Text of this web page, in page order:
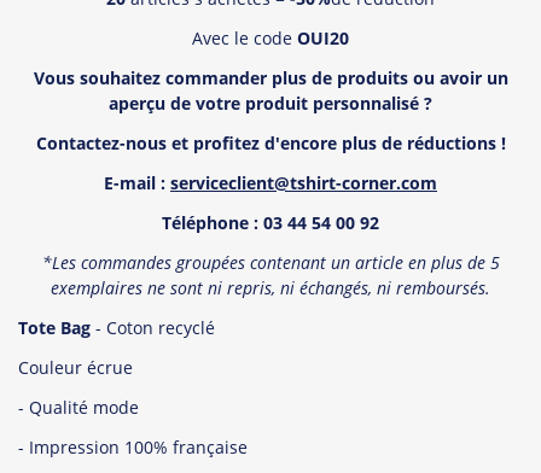
Avec le code OUI20
Vous souhaitez commander plus de produits ou avoir un
aperçu de votre produit personnalisé ?
Contactez-nous et profitez d'encore plus de réductions !
E-mail : serviceclient@tshirt-corner.com
Téléphone : 03 44 54 00 92
*Les commandes groupées contenant un article en plus de 5
exemplaires ne sont ni repris, ni échangés, ni remboursés.
Tote Bag - Coton recyclé
Couleur écrue
- Qualité mode
- Impression 100% française